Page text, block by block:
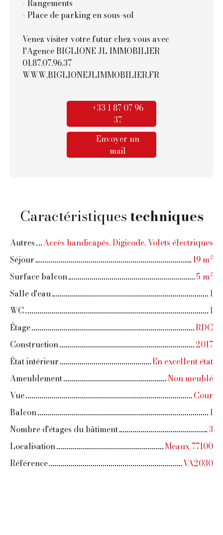
- Rangements
- Place de parking en sous-sol
Venez visiter votre futur chez vous avec
l'Agence BIGLIONE JL IMMOBILIER
01.87.07.96.37
WWW.BIGLIONEJLIMMOBILIER.FR
+33 1 87 07 96
37
Envoyer un
mail
Caractéristiquestechniques
Autres
Accès handicapés, Digicode, Volets électriques
Séjour
19 m²
Surface balcon
5 m²
Salle d'eau
1
WC
1
Étage
RDC
Construction
2017
État intérieur
En excellent état
Ameublement
Non meublé
Vue
Cour
Balcon
1
Nombre d'étages du bâtiment
3
Localisation
Meaux 77100
Référence
VA2030